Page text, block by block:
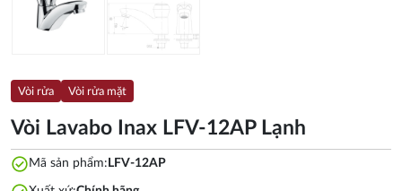
Vòi rửa Vòi rửa mặt
Vòi Lavabo Inax LFV-12AP Lạnh
check_circle Mã sản phẩm: LFV-12AP